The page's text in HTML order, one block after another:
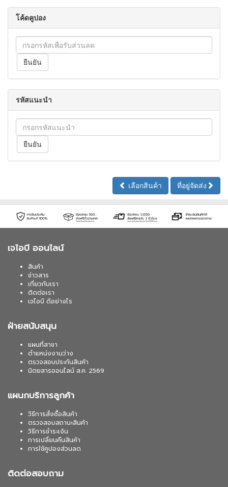
โค้ดคูปอง
รหัสแนะนำ
เลือกสินค้า ที่อยู่จัดส่ง
เจไอบี ออนไลน์
สินค้า
ข่าวสาร
เกี่ยวกับเรา
ติดต่อเรา
เจไอบี ดีอย่างไร
ฝ่ายสนับสนุน
แผนที่สาขา
ตำแหน่งงานว่าง
ตรวจสอบประกันสินค้า
นิตยสารออนไลน์ ส.ค. 2569
แผนกบริการลูกค้า
วิธีการสั่งซื้อสินค้า
ตรวจสอบสถานะสินค้า
วิธีการชำระเงิน
การเปลี่ยนคืนสินค้า
การใช้คูปองส่วนลด
ติดต่อสอบถาม